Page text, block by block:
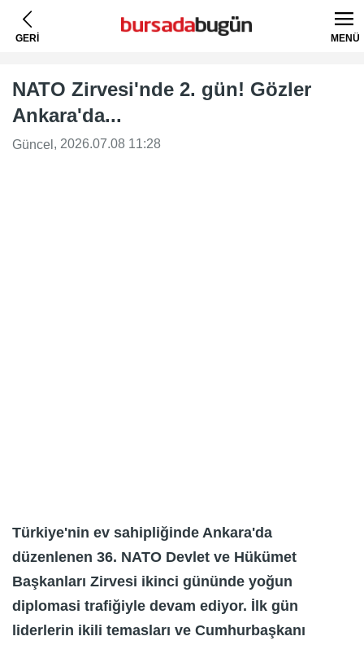
GERİ MENÜ
NATO Zirvesi'nde 2. gün! Gözler
Ankara'da...
Güncel , 2026.07.08 11:28
Türkiye'nin ev sahipliğinde Ankara'da
düzenlenen 36. NATO Devlet ve Hükümet
Başkanları Zirvesi ikinci gününde yoğun
diplomasi trafiğiyle devam ediyor. İlk gün
liderlerin ikili temasları ve Cumhurbaşkanı